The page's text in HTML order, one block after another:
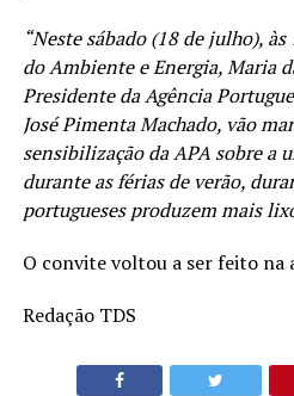
“Neste sábado (18 de julho),
do Ambiente e Energia, Maria
Presidente da Agência
José Pimenta Machado, vão
sensibilização da APA sobre a
durante as férias de verão,
portugueses produzem mais
O convite voltou a ser feito na
Redação TDS